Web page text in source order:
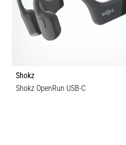
Shokz
Shokz OpenRun USB-C